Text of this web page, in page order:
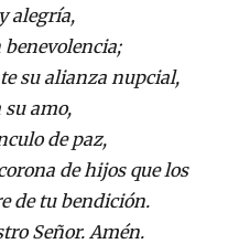
alegría,
su alianza nupcial,
su amo,
de paz,
de hijos que los
de tu bendición.
Señor. Amén.